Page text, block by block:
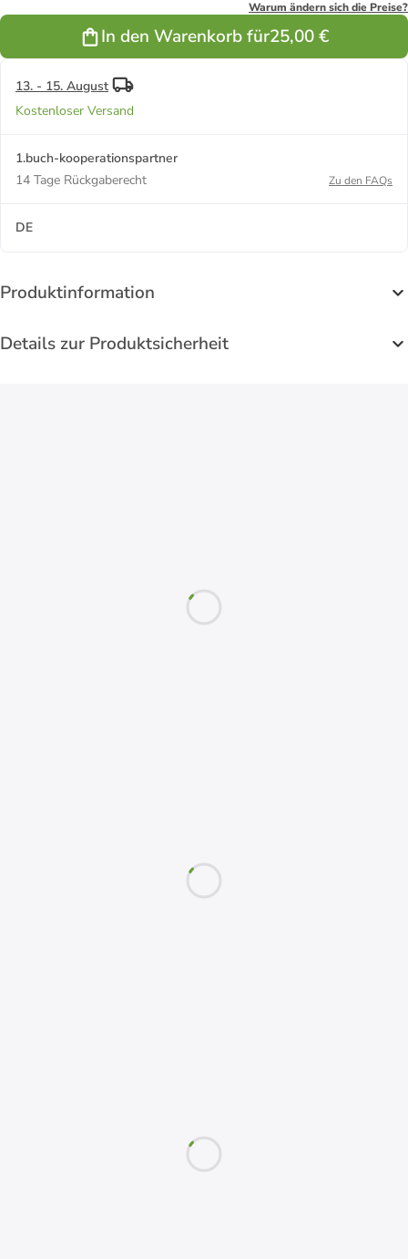
Warum ändern sich die Preise?
In den Warenkorb für25,00 €
13. - 15. August
Kostenloser Versand
1.buch-kooperationspartner
14 Tage Rückgaberecht
Zu den FAQs
DE
Produktinformation
Details zur Produktsicherheit